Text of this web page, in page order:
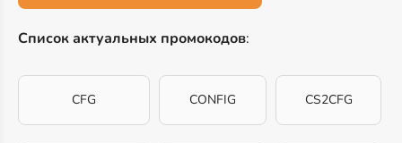
Список актуальных промокодов:
CFG CONFIG CS2CFG